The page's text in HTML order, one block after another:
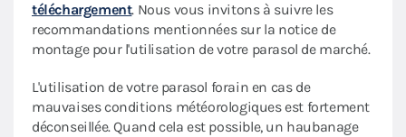
téléchargement. Nous vous invitons à suivre les
recommandations mentionnées sur la notice de
montage pour l'utilisation de votre parasol de marché.
L'utilisation de votre parasol forain en cas de
mauvaises conditions météorologiques est fortement
déconseillée. Quand cela est possible, un haubanage